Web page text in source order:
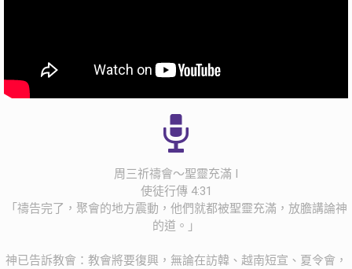
周三祈禱會～聖靈充滿 I
使徒行傳 4:31
「禱告完了，聚會的地方震動，他們就都被聖靈充滿，放膽講論神
的道。」
神已告訴教會：教會將要復興，無論在訪韓、越南短宣、夏令會，